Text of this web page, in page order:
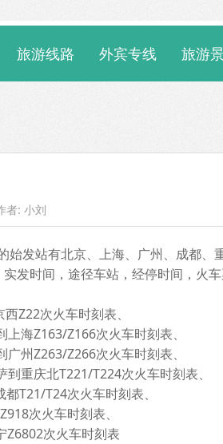
旅游线路 外宾专线 旅游
者: 小刘
发站有北京、上海、广州、成都、
发时间，途径车站，经停时间，火车
Z22次火车时刻表、
上海Z163/Z166次火车时刻表、
州Z263/Z266次火车时刻表、
重庆北T221/T224次火车时刻表、
T21/T24次火车时刻表、
次火车时刻表、
Z6802次火车时刻表